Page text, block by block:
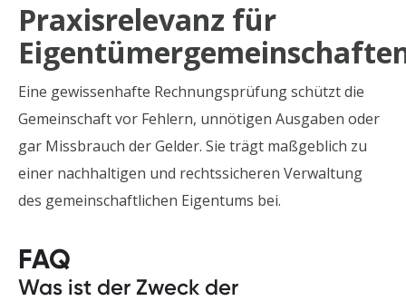
Praxisrelevanz für
Eine gewissenhafte Rechnungsprüfung schützt die
Gemeinschaft vor Fehlern, unnötigen Ausgaben oder
gar Missbrauch der Gelder. Sie trägt maßgeblich zu
einer nachhaltigen und rechtssicheren Verwaltung
des gemeinschaftlichen Eigentums bei.
FAQ
Was ist der Zweck der